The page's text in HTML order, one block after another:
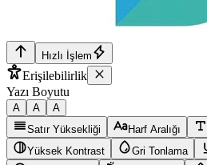
Hızlı İşlem
Erişilebilirlik
Yazı Boyutu
A A
A
Satır Yüksekliği
Harf Aralığı
Yüksek Kontrast
Gri Tonlama